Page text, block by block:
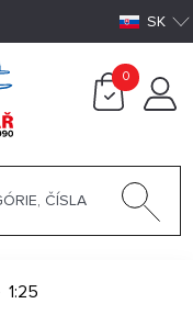
SK
0
1:25